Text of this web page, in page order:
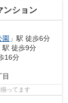
ンション
園 」駅 徒歩6分
駅 徒歩9分
16分
目
ってます